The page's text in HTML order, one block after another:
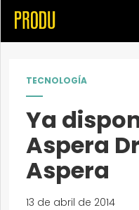
TECNOLOGÍA
Ya
Aspera
Aspera
13 de abril de 2014